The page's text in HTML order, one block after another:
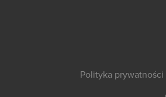
Polityka prywatności